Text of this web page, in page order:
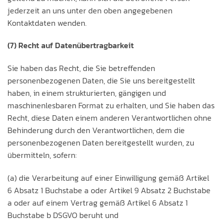
jederzeit an uns unter den oben angegebenen
Kontaktdaten wenden.
(7) Recht auf Datenübertragbarkeit
Sie haben das Recht, die Sie betreffenden
personenbezogenen Daten, die Sie uns bereitgestellt
haben, in einem strukturierten, gängigen und
maschinenlesbaren Format zu erhalten, und Sie haben das
Recht, diese Daten einem anderen Verantwortlichen ohne
Behinderung durch den Verantwortlichen, dem die
personenbezogenen Daten bereitgestellt wurden, zu
übermitteln, sofern:
(a) die Verarbeitung auf einer Einwilligung gemäß Artikel
6 Absatz 1 Buchstabe a oder Artikel 9 Absatz 2 Buchstabe
a oder auf einem Vertrag gemäß Artikel 6 Absatz 1
Buchstabe b DSGVO beruht und